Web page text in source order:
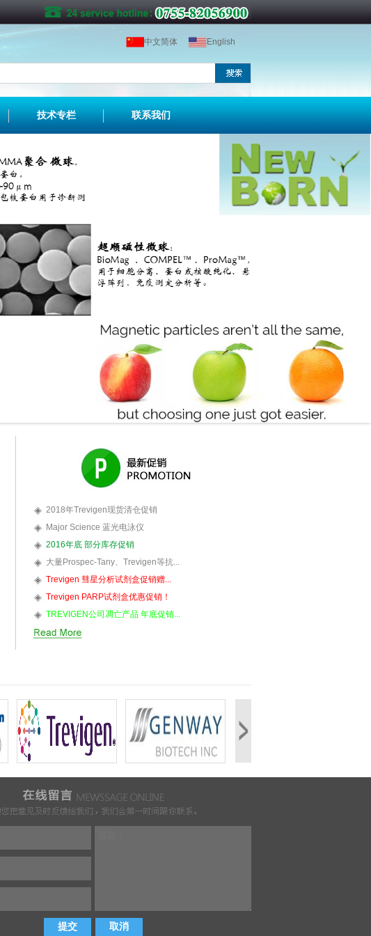
中文简体 English
技术专栏 联系我们
2018年Trevigen现货清仓促销
Major Science 蓝光电泳仪
2016年底 部分库存促销
大量Prospec-Tany、Trevigen等抗...
Trevigen 彗星分析试剂盒促销赠...
Trevigen PARP试剂盒优惠促销！
TREVIGEN公司凋亡产品 年底促销...